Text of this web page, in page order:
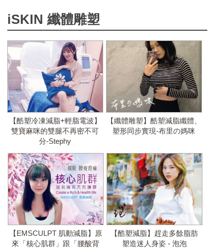
iSKIN 纖體雕塑
【酷塑冷凍減脂+輕脂電波】
雙寶麻咪的雙腿不再密不可
分-Stephy
【纖體雕塑】酷塑減脂纖體、
塑形同步實現-布里の媽咪
【EMSCULPT 肌動減脂】原
來「核心肌群」跟「腰酸背
【酷塑減脂】趕走多餘脂肪
塑造迷人身姿 - 泡泡